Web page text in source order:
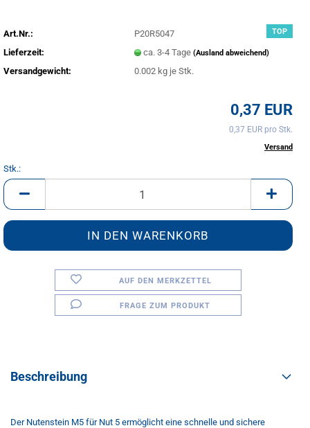
TOP
Art.Nr.:
P20R5047
Lieferzeit:
ca. 3-4 Tage(Ausland abweichend)
Versandgewicht: 0.002 kg je Stk.
0,37 EUR
0,37 EUR pro Stk.
Versand
Stk.:
Stk.
AUF DEN MERKZETTEL
FRAGE ZUM PRODUKT
Beschreibung
Der Nutenstein M5 für Nut 5 ermöglicht eine schnelle und sichere